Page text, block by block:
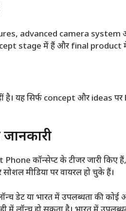
advanced camera
stage में हैं और final product
यह सिर्फ concept और ideas पर
Phone कॉन्सेप्ट के टीजर जारी किए
सोशल मीडिया पर वायरल हो चुके हैं।
डेट या भारत में उपलब्धता की कोई